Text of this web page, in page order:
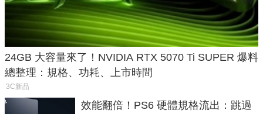
24GB 大容量來了！NVIDIA RTX 5070 Ti SUPER 爆料
總整理：規格、功耗、上市時間
3C新品
效能翻倍！PS6 硬體規格流出：跳過